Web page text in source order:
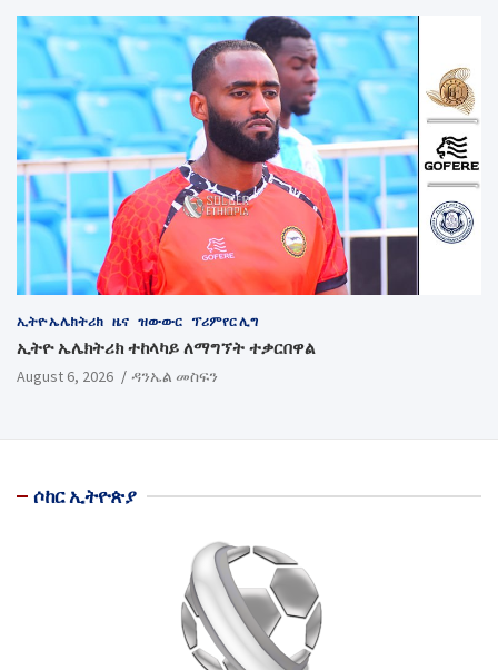
ኢትዮ ኤሌክትሪክ ዜና ዝውውር ፕሪምየር ሊግ
ኢትዮ ኤሌክትሪክ ተከላካይ ለማግኘት ተቃርበዋል
August 6, 2026 ዳንኤል መስፍን
ሶከር ኢትዮጵያ